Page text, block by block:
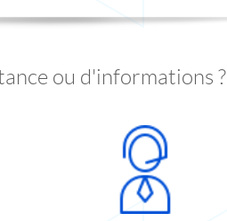
ou d'informations ?